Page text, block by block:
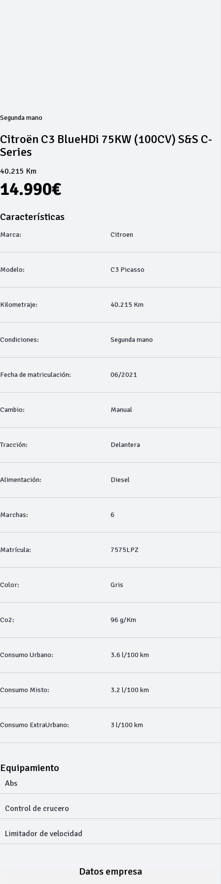
Segunda mano
Citroën C3 BlueHDi 75KW (100CV) S&S C-
Series
40.215 Km
14.990€
Características
Marca: Citroen
Modelo: C3 Picasso
Kilometraje: 40.215 Km
Condiciones: Segunda mano
Fecha de matriculación: 06/2021
Cambio: Manual
Tracción: Delantera
Alimentación: Diesel
Marchas: 6
Matrícula: 7575LPZ
Color: Gris
Co2: 96 g/Km
Consumo Urbano: 3.6 l/100 km
Consumo Misto: 3.2 l/100 km
Consumo ExtraUrbano: 3 l/100 km
Equipamiento
Abs
Control de crucero
Limitador de velocidad
Datos empresa